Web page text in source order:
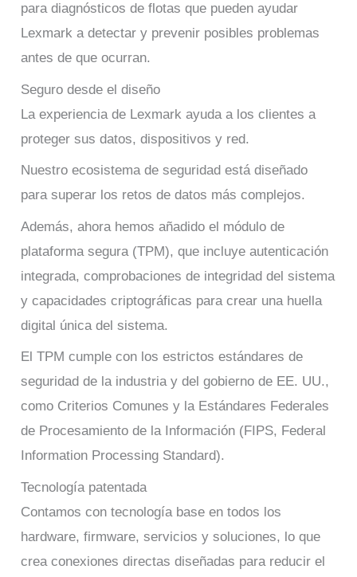
para diagnósticos de flotas que pueden ayudar
Lexmark a detectar y prevenir posibles problemas
antes de que ocurran.
Seguro desde el diseño
La experiencia de Lexmark ayuda a los clientes a
proteger sus datos, dispositivos y red.
Nuestro ecosistema de seguridad está diseñado
para superar los retos de datos más complejos.
Además, ahora hemos añadido el módulo de
plataforma segura (TPM), que incluye autenticación
integrada, comprobaciones de integridad del sistema
y capacidades criptográficas para crear una huella
digital única del sistema.
El TPM cumple con los estrictos estándares de
seguridad de la industria y del gobierno de EE. UU.,
como Criterios Comunes y la Estándares Federales
de Procesamiento de la Información (FIPS, Federal
Information Processing Standard).
Tecnología patentada
Contamos con tecnología base en todos los
hardware, firmware, servicios y soluciones, lo que
crea conexiones directas diseñadas para reducir el